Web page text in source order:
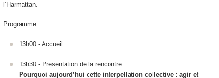
l’Harmattan.
Programme
13h00 - Accueil
13h30 - Présentation de la rencontre
Pourquoi aujourd’hui cette interpellation collective : agir et